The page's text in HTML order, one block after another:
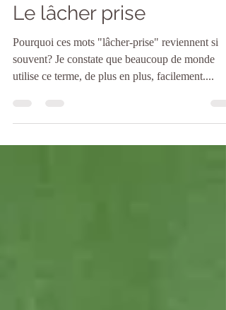
31 mai 2018
4 min de lecture
Le lâcher prise
Pourquoi ces mots "lâcher-prise" reviennent si
souvent? Je constate que beaucoup de monde